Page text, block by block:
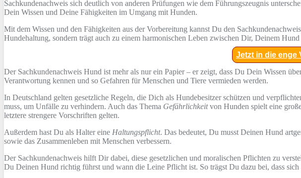
Sachkundenachweis sich deutlich von anderen Prüfungen wie dem Führungszeugnis
Dein Wissen und Deine Fähigkeiten im Umgang mit Hunden.
Mit dem Wissen und den Fähigkeiten aus der Vorbereitung kannst Du den
Hundehaltung, sondern trägt auch zu einem harmonischen Leben zwischen Dir, Deinem
Jetzt in die enge
Der Sachkundenachweis Hund ist mehr als nur ein Papier – er zeigt, dass Du Dein Wissen
Verantwortung kennen und so Gefahren für Menschen und Tiere vermieden werden.
In Deutschland gelten gesetzliche Regeln, die Dich als Hundebesitzer schützen und
muss, um Unfälle zu verhindern. Auch das Thema Gefährlichkeitvon Hunden spielt eine
letztere strengere Vorschriften gelten.
Außerdem hast Du als Halter eine Haltungspflicht. Das bedeutet, Du musst Deinen Hund
sowie das Zusammenleben mit Menschen verbessern.
Der Sachkundenachweis hilft Dir dabei, diese gesetzlichen und moralischen Pflichten zu
Du Deinen Hund richtig führst und wann die Leine Pflicht ist. So trägst Du dazu bei, dass